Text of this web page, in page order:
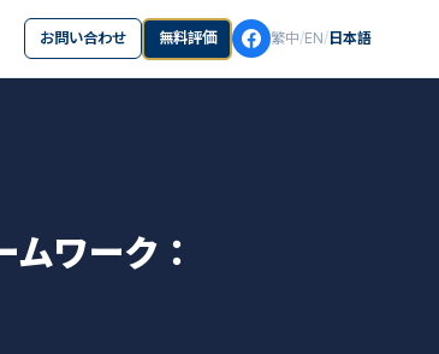
お問い合わせ 無料評価 繁中/EN/ 日本語
ワーク：